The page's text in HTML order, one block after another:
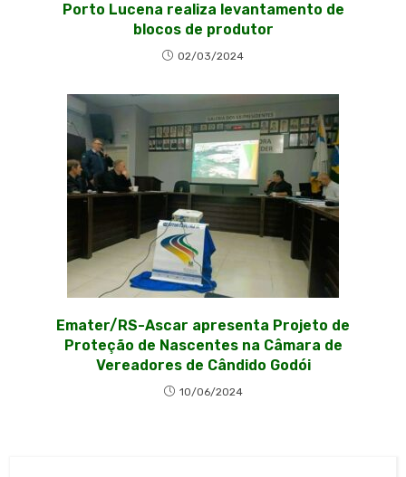
Porto Lucena realiza levantamento de
blocos de produtor
02/03/2024
Emater/RS-Ascar apresenta Projeto de
Proteção de Nascentes na Câmara de
Vereadores de Cândido Godói
10/06/2024